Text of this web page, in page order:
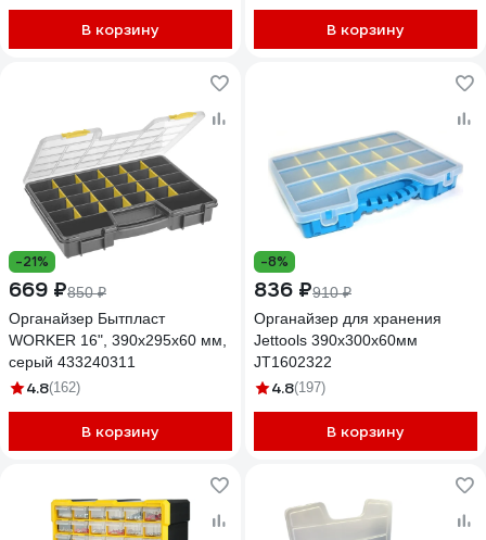
В корзину В корзину
-21%
669 ₽850 ₽
Органайзер Бытпласт
WORKER 16", 390х295х60 мм,
серый 433240311
4.8(162)
В корзину
-8%
836 ₽910 ₽
Органайзер для хранения
Jettools 390х300х60мм
JT1602322
4.8(197)
В корзину